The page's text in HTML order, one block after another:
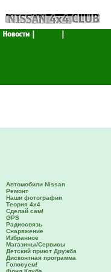
Автомобили Nissan
Ремонт
Наши фотографии
Теория 4х4
Сделай сам!
GPS
Радиосвязь
Снаряжение
Избранное
Магазины/Сервисы
Детский приют Дружба
Дисконтная программа
Голосуем!